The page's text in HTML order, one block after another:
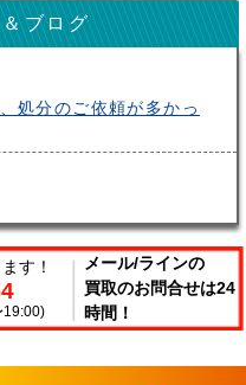
ブログ
処分のご依頼が多かっ
長いですね～。雨の中
す！
19:00)
メール/ラインの
買取のお問合せは24
時間！